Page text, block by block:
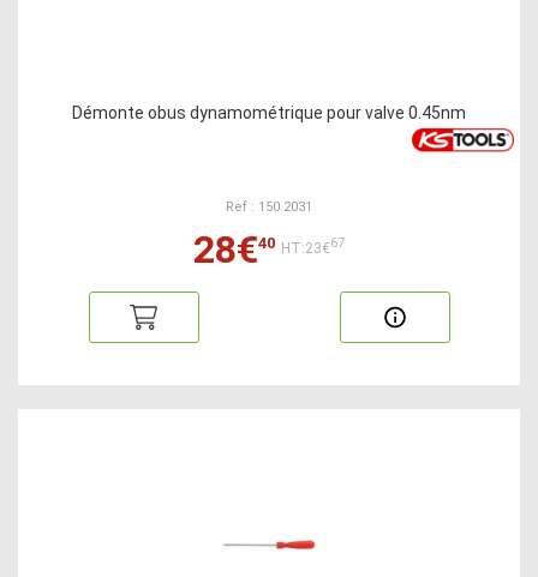
Démonte obus dynamométrique pour valve 0.45nm
Ref : 150.2031
28€40 HT:23€67